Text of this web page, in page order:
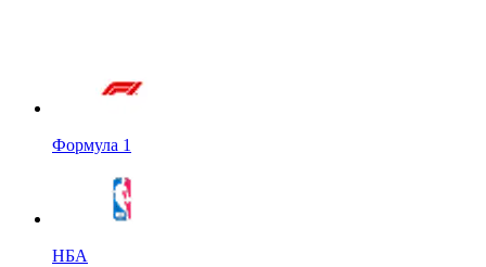
Формула 1
НБА